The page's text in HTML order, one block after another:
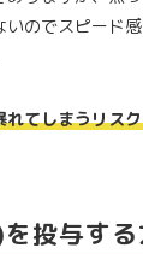
のでスピード
れてしまうリス
投与す